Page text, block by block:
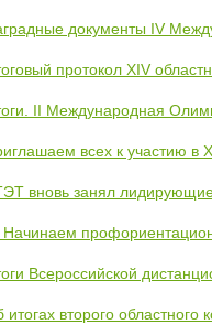
документы IV
протокол XIV
II Международная
всех к участию в
вновь занял
Начинаем
Всероссийской
итогах второго